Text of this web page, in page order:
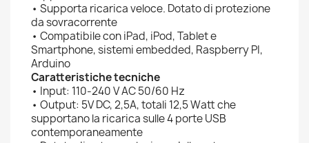
• Supporta ricarica veloce. Dotato di protezione
da sovracorrente
• Compatibile con iPad, iPod, Tablet e
Smartphone, sistemi embedded, Raspberry PI,
Arduino
Caratteristiche tecniche
• Input: 110-240 V AC 50/60 Hz
• Output: 5V DC, 2,5A, totali 12,5 Watt che
supportano la ricarica sulle 4 porte USB
contemporaneamente